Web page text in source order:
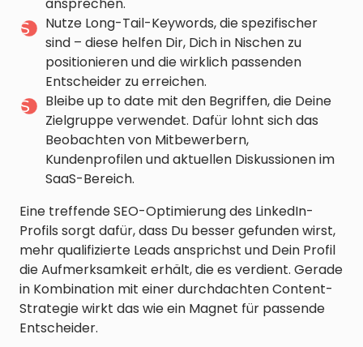
Nutze Long-Tail-Keywords, die spezifischer
sind – diese helfen Dir, Dich in Nischen zu
positionieren und die wirklich passenden
Entscheider zu erreichen.
Bleibe up to date mit den Begriffen, die Deine
Zielgruppe verwendet. Dafür lohnt sich das
Beobachten von Mitbewerbern,
Kundenprofilen und aktuellen Diskussionen im
SaaS-Bereich.
Eine treffende SEO-Optimierung des LinkedIn-
Profils sorgt dafür, dass Du besser gefunden wirst,
mehr qualifizierte Leads ansprichst und Dein Profil
die Aufmerksamkeit erhält, die es verdient. Gerade
in Kombination mit einer durchdachten Content-
Strategie wirkt das wie ein Magnet für passende
Entscheider.